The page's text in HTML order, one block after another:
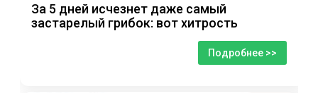
За 5 дней исчезнет даже самый
застарелый грибок: вот хитрость
Подробнее >>